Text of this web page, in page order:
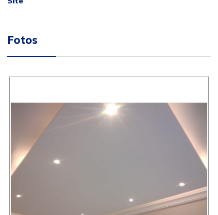
Fotos